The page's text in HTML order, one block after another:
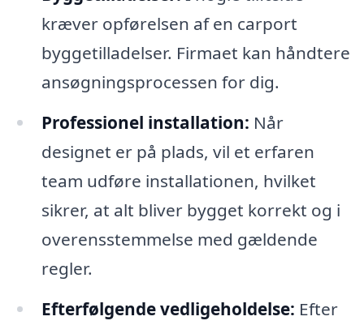
kræver opførelsen af en carport
byggetilladelser. Firmaet kan håndtere
ansøgningsprocessen for dig.
Professionel installation: Når
designet er på plads, vil et erfaren
team udføre installationen, hvilket
sikrer, at alt bliver bygget korrekt og i
overensstemmelse med gældende
regler.
Efterfølgende vedligeholdelse: Efter